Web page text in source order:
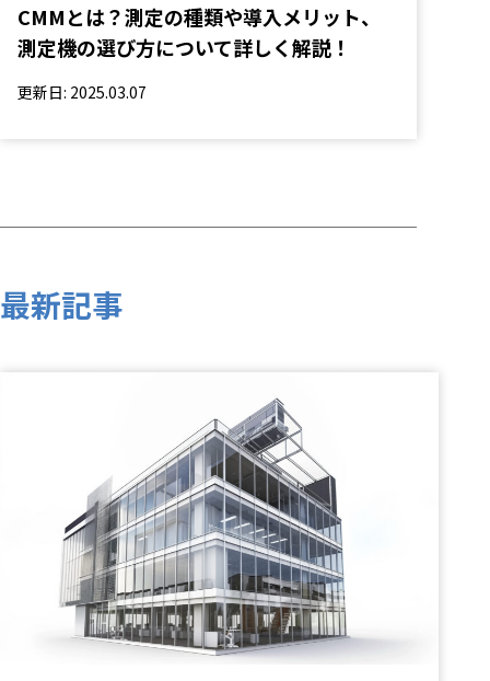
CMMとは？測定の種類や導入メリット、
測定機の選び方について詳しく解説！
更新日: 2025.03.07
最新記事